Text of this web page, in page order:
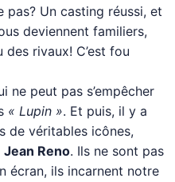
pas? Un casting réussi, et
deviennent familiers,
rivaux! C’est fou
ne peut pas s’empêcher
« Lupin ». Et puis, il y a
de véritables icônes,
Jean Reno. Ils ne sont pas
écran, ils incarnent notre